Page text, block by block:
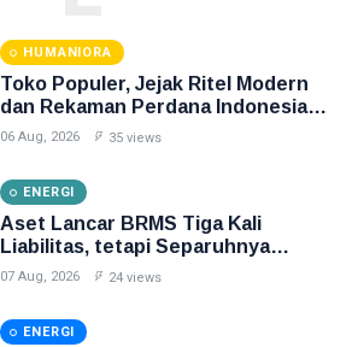
HUMANIORA
Toko Populer, Jejak Ritel Modern
dan Rekaman Perdana Indonesia
Raya di Pasar Baru
06 Aug, 2026 35 views
ENERGI
Aset Lancar BRMS Tiga Kali
Liabilitas, tetapi Separuhnya
Berupa Uang Muka
07 Aug, 2026 24 views
ENERGI